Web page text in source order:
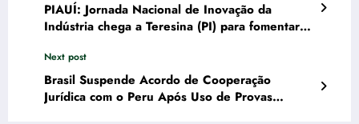
PIAUÍ: Jornada Nacional de Inovação da
Indústria chega a Teresina (PI) para fomentar
Next post
Brasil Suspende Acordo de Cooperação
Jurídica com o Peru Após Uso de Provas